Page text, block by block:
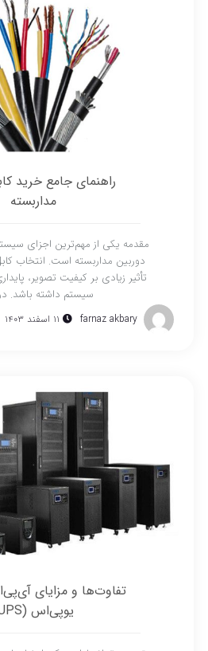
راهنمای جامع خرید
مداربسته
مقدمه یکی از مهم‌ترین اجزای
دوربین مداربسته است. انتخاب
تأثیر زیادی بر کیفیت تصویر،
سیستم داشته باشد.
farnaz akbary ۱۱ اسفند ۱۴۰۳
یو‌پی‌اس (UPS)